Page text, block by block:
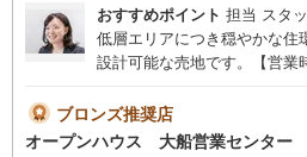
おすすめポイント 担当 スタ
低層エリアにつき穏やかな住
設計可能な売地です。【営業
お気軽にご連絡ください！現
内・現地を見学する（無料）
ブロンズ推奨店
オープンハウス 大船営業センター